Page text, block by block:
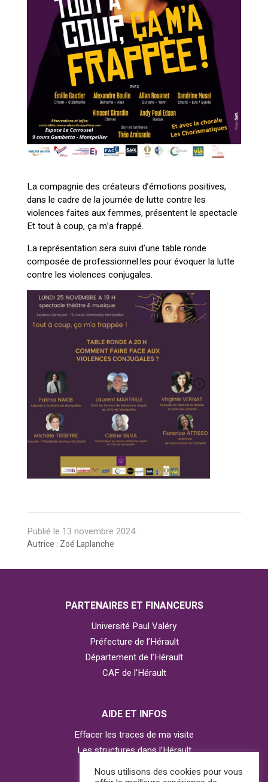
La compagnie des créateurs d’émotions positives,
dans le cadre de la journée de lutte contre les
violences faites aux femmes, présentent le spectacle
Et tout à coup, ça m’a frappé.
La représentation sera suivi d’une table ronde
composée de professionnel.les pour évoquer la lutte
contre les violences conjugales.
Publié le 13 novembre 2024..
Autrice : Zoé Laplanche
PARTENAIRES ET FINANCEURS
Université Paul Valéry
Préfecture de l’Hérault
Département de l’Hérault
CAF de l’Hérault
AIDE ET INFOS
Effacer les traces de ma visite
Les structures dans l’Hérault
Contacter l’Observatoire
Nous utilisons des cookies pour vous